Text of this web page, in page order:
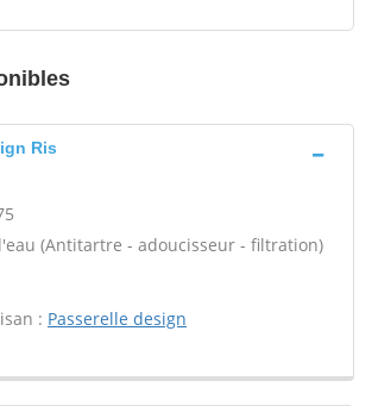
Ris
(Antitartre - adoucisseur - filtration)
: Passerelle design